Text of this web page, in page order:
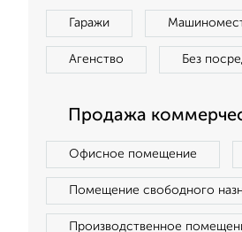
Гаражи
Агенство Без
Продажа
Офисное помещение
Помещение свободного
Производственное